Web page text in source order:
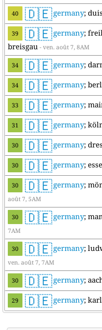
40 🇩🇪germany;
39 🇩🇪germany;
breisgau- ven. août 7, 8AM
34 🇩🇪germany;
34 🇩🇪germany;
33 🇩🇪germany;
31 🇩🇪germany;
30 🇩🇪germany;
30 🇩🇪germany;
30 🇩🇪germany;
août 7, 5AM
30 🇩🇪germany;
7AM
30 🇩🇪germany;
ven. août 7, 7AM
30 🇩🇪germany;
29 🇩🇪germany;